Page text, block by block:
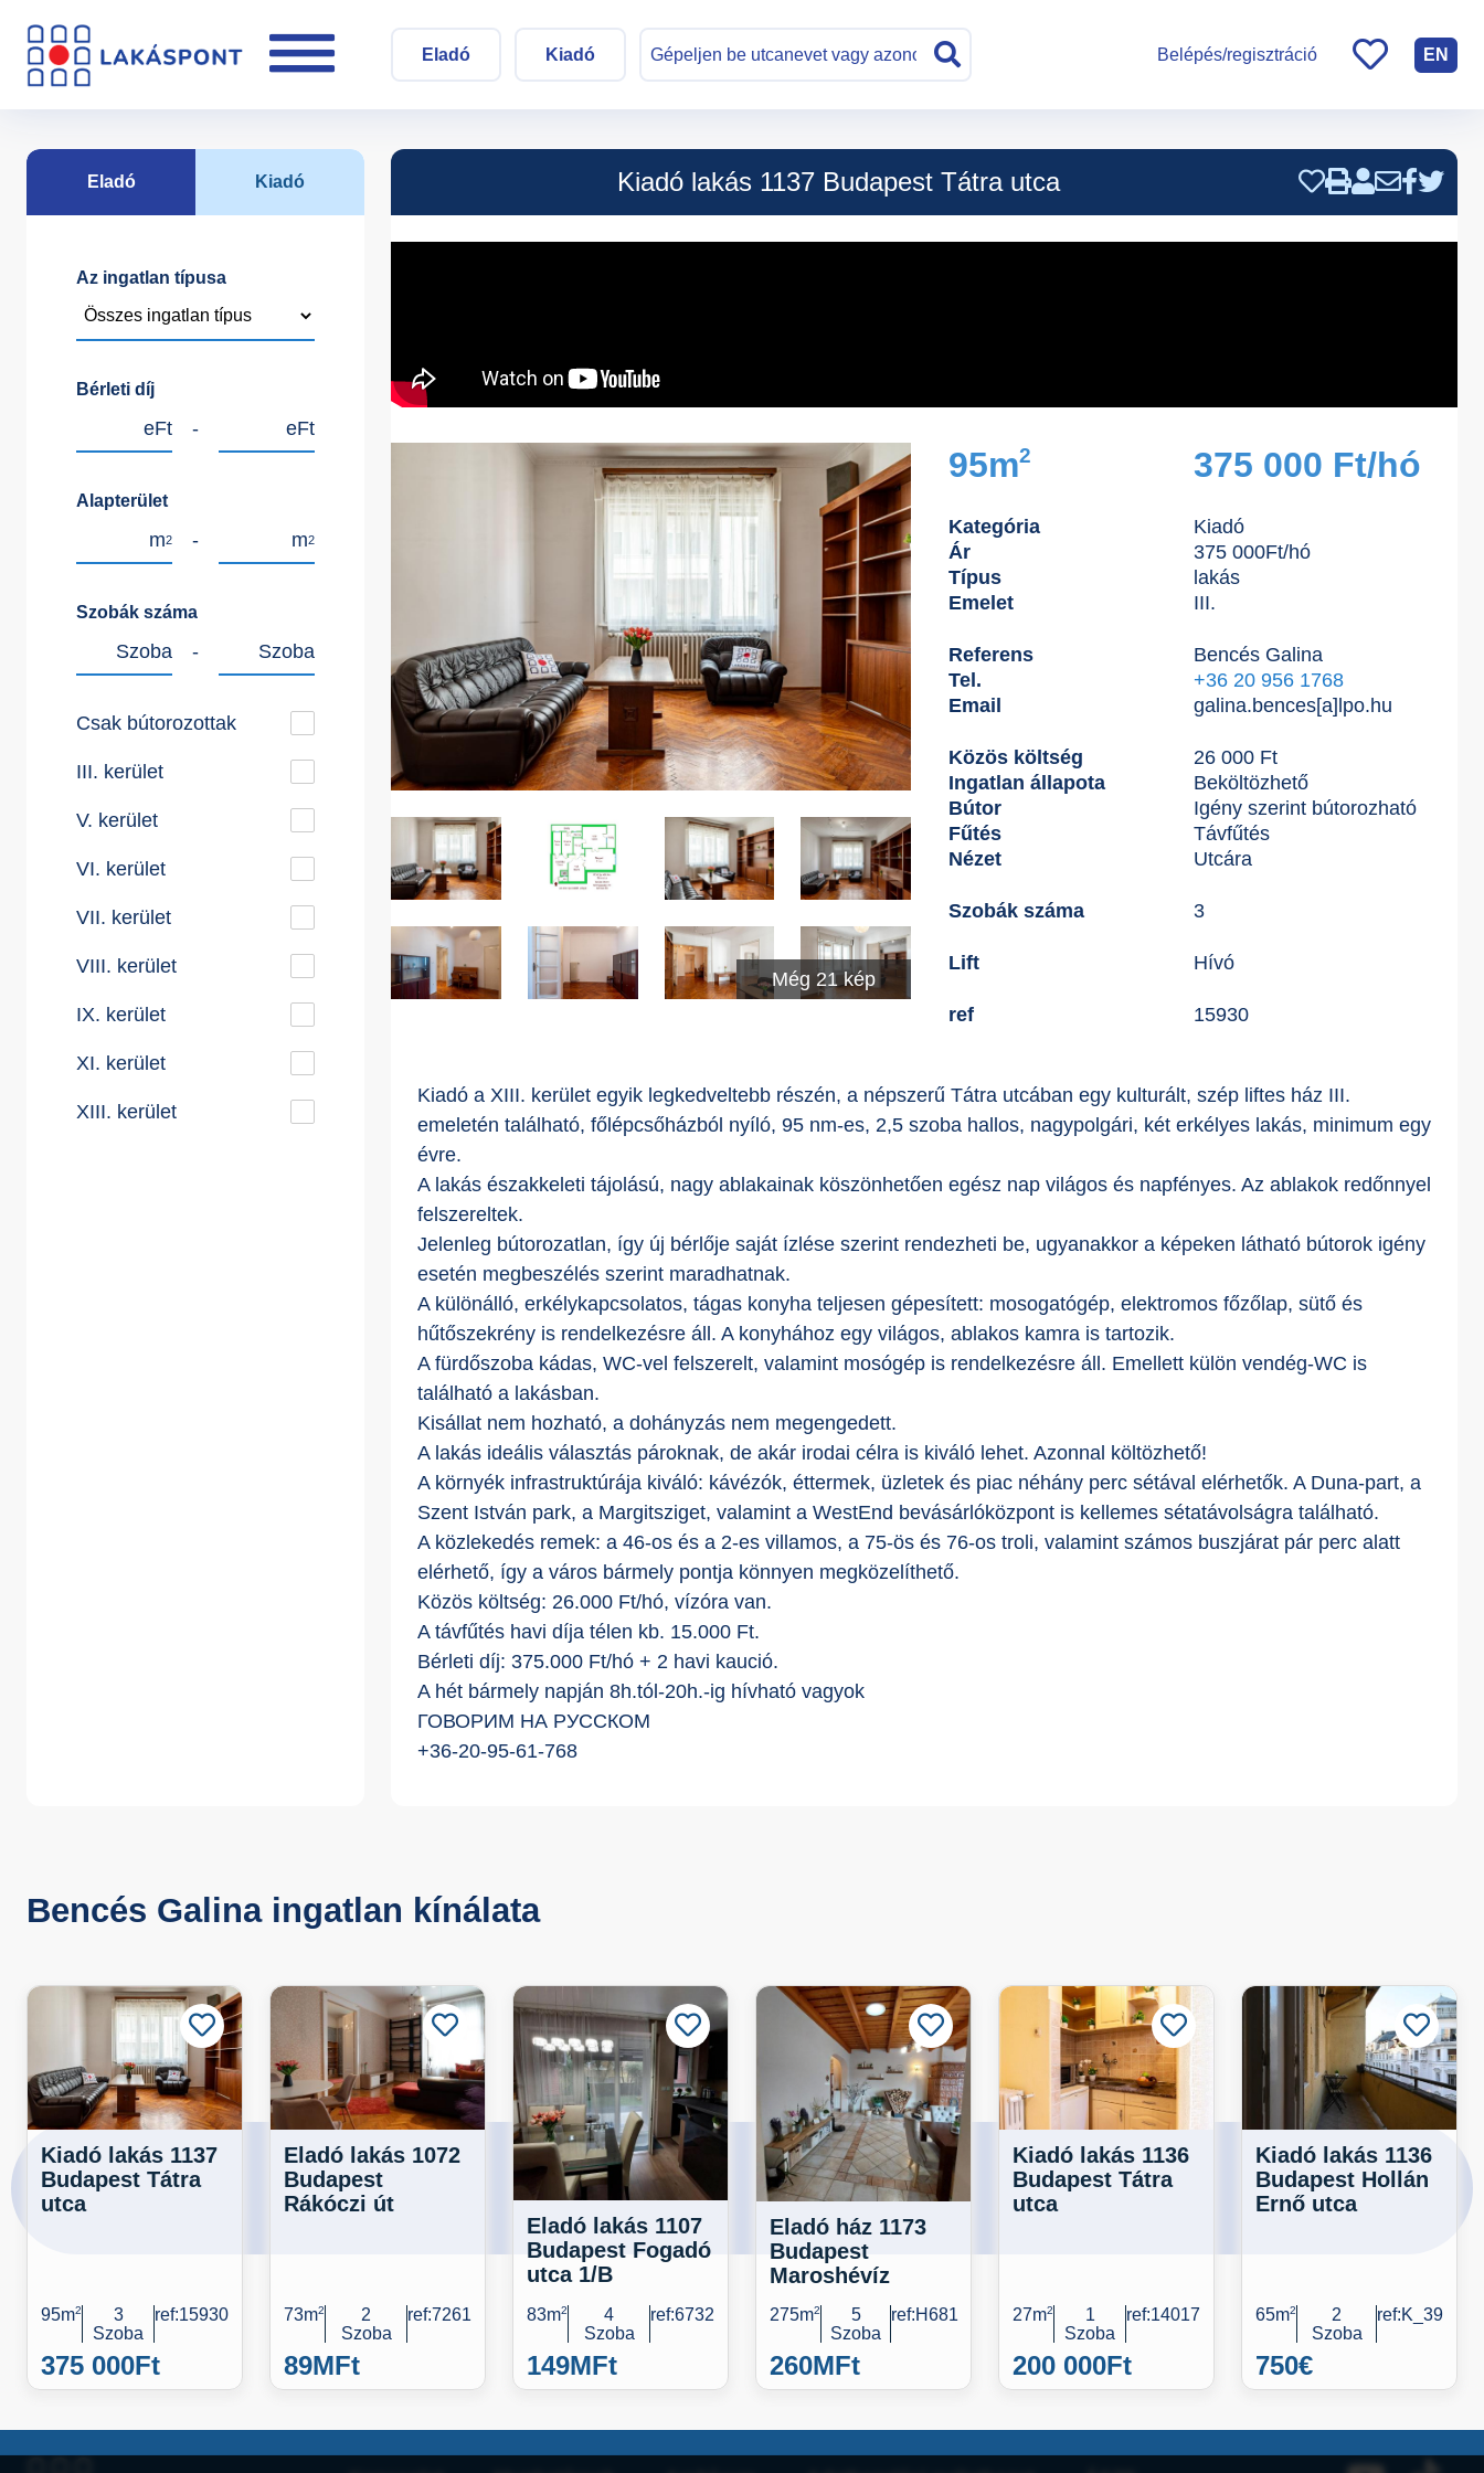
Eladó Kiadó Belépés/regisztráció EN
Eladó Kiadó
Az ingatlan típusa
Bérleti díj
eFt - eFt
Alapterület
m2 - m2
Szobák száma
Szoba - Szoba
Csak bútorozottak
III. kerület
V. kerület
VI. kerület
VII. kerület
VIII. kerület
IX. kerület
XI. kerület
XIII. kerület
Kiadó lakás 1137 Budapest Tátra utca
Még 21 kép
95m2 375 000 Ft/hó
Kategória
Kiadó
Ár
375 000Ft/hó
Típus
lakás
Emelet
III.
Referens
Bencés Galina
Tel.
+36 20 956 1768
Email
galina.bences[a]lpo.hu
Közös költség
26 000 Ft
Ingatlan állapota
Beköltözhető
Bútor
Igény szerint bútorozható
Fűtés
Távfűtés
Nézet
Utcára
Szobák száma 3
Lift Hívó
ref 15930
Kiadó a XIII. kerület egyik legkedveltebb részén, a népszerű Tátra utcában egy kulturált, szép liftes ház III.
emeletén található, főlépcsőházból nyíló, 95 nm-es, 2,5 szoba hallos, nagypolgári, két erkélyes lakás, minimum egy
évre.
A lakás északkeleti tájolású, nagy ablakainak köszönhetően egész nap világos és napfényes. Az ablakok redőnnyel
felszereltek.
Jelenleg bútorozatlan, így új bérlője saját ízlése szerint rendezheti be, ugyanakkor a képeken látható bútorok igény
esetén megbeszélés szerint maradhatnak.
A különálló, erkélykapcsolatos, tágas konyha teljesen gépesített: mosogatógép, elektromos főzőlap, sütő és
hűtőszekrény is rendelkezésre áll. A konyhához egy világos, ablakos kamra is tartozik.
A fürdőszoba kádas, WC-vel felszerelt, valamint mosógép is rendelkezésre áll. Emellett külön vendég-WC is
található a lakásban.
Kisállat nem hozható, a dohányzás nem megengedett.
A lakás ideális választás pároknak, de akár irodai célra is kiváló lehet. Azonnal költözhető!
A környék infrastruktúrája kiváló: kávézók, éttermek, üzletek és piac néhány perc sétával elérhetők. A Duna-part, a
Szent István park, a Margitsziget, valamint a WestEnd bevásárlóközpont is kellemes sétatávolságra található.
A közlekedés remek: a 46-os és a 2-es villamos, a 75-ös és 76-os troli, valamint számos buszjárat pár perc alatt
elérhető, így a város bármely pontja könnyen megközelíthető.
Közös költség: 26.000 Ft/hó, vízóra van.
A távfűtés havi díja télen kb. 15.000 Ft.
Bérleti díj: 375.000 Ft/hó + 2 havi kaució.
A hét bármely napján 8h.tól-20h.-ig hívható vagyok
ГОВОРИМ НА РУССКОМ
+36-20-95-61-768
Bencés Galina ingatlan kínálata
Kiadó lakás 1137
Budapest Tátra
utca
95m2
3
Szoba
ref:15930
375 000Ft
Eladó lakás 1072
Budapest
Rákóczi út
73m2
2
Szoba
ref:7261
89MFt
Eladó lakás 1107
Budapest Fogadó
utca 1/B
83m2
4
Szoba
ref:6732
149MFt
Eladó ház 1173
Budapest
Maroshévíz
275m2
5
Szoba
ref:H681
260MFt
Kiadó lakás 1136
Budapest Tátra
utca
27m2
1
Szoba
ref:14017
200 000Ft
Kiadó lakás 1136
Budapest Hollán
Ernő utca
65m2
2
Szoba
ref:K_39
750€